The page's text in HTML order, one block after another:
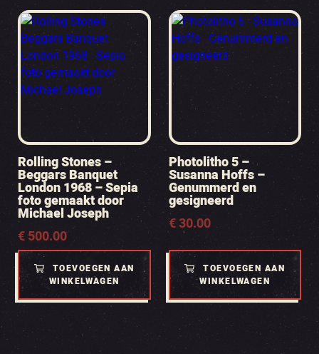
Rolling Stones –
Beggars Banquet
London 1968 – Sepia
foto gemaakt door
Michael Joseph
€500.00
TOEVOEGEN AAN
WINKELWAGEN
Photolitho 5 –
Susanna Hoffs –
Genummerd en
gesigneerd
€30.00
TOEVOEGEN AAN
WINKELWAGEN